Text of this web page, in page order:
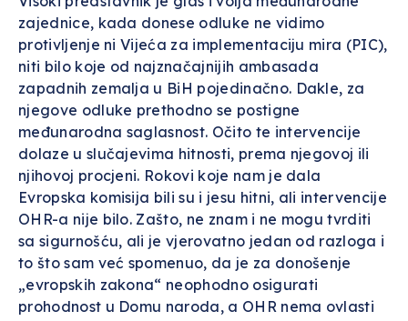
zajednice, kada donese odluke ne vidimo
protivljenje ni Vijeća za implementaciju mira (PIC),
niti bilo koje od najznačajnijih ambasada
zapadnih zemalja u BiH pojedinačno. Dakle, za
njegove odluke prethodno se postigne
međunarodna saglasnost. Očito te intervencije
dolaze u slučajevima hitnosti, prema njegovoj ili
njihovoj procjeni. Rokovi koje nam je dala
Evropska komisija bili su i jesu hitni, ali intervencije
OHR-a nije bilo. Zašto, ne znam i ne mogu tvrditi
sa sigurnošću, ali je vjerovatno jedan od razloga i
to što sam već spomenuo, da je za donošenje
„evropskih zakona“ neophodno osigurati
prohodnost u Domu naroda, a OHR nema ovlasti